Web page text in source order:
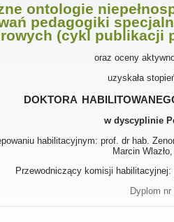
ontologie
pedagogiki
(cykl publikacji
oraz oceny
uzyskała
doktora
w dyscyplinie
habilitacyjnym: prof. dr hab.
Marcin
Przewodniczący komisji
Dyplom nr